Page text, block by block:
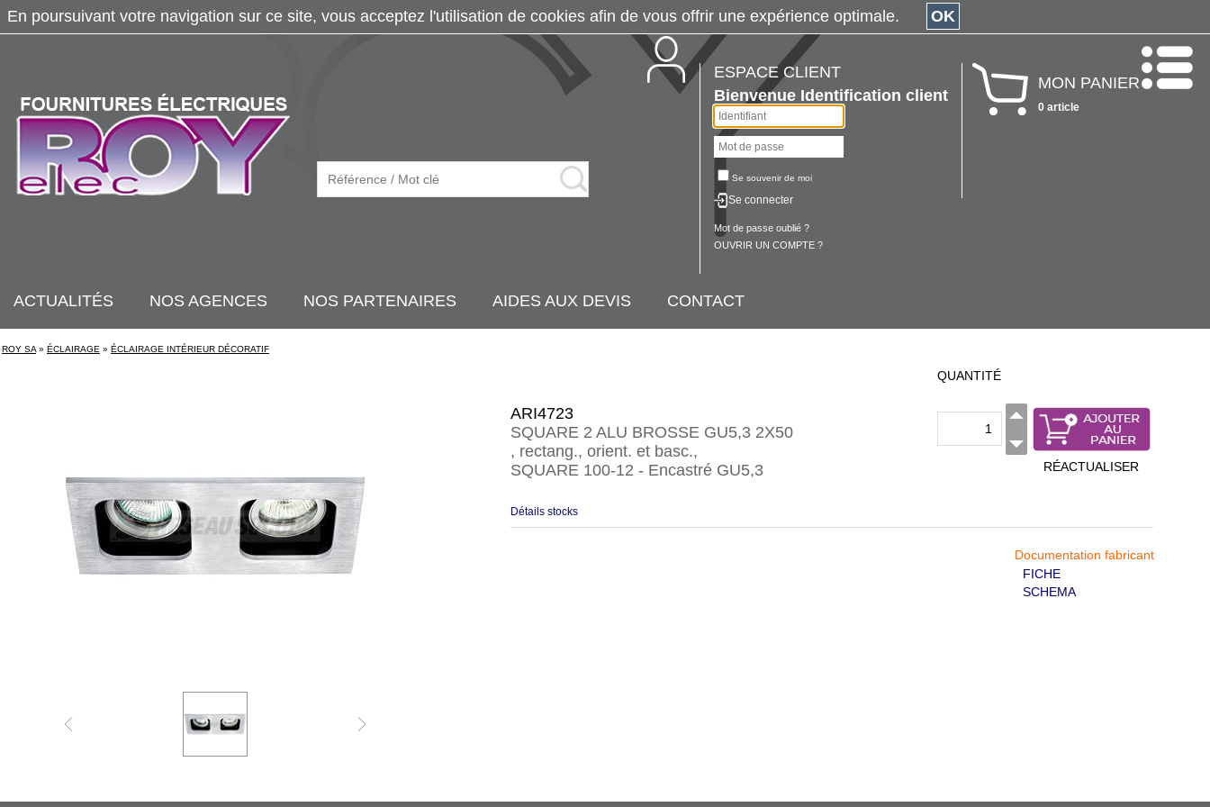
ESPACE CLIENT
Bienvenue Identification client
Se souvenir de moi
Se connecter
Mot de passe oublié ?
OUVRIR UN COMPTE ?
MON PANIER
0 article
ACTUALITÉS NOS AGENCES NOS PARTENAIRES AIDES AUX DEVIS CONTACT
ROY SA » ÉCLAIRAGE » ÉCLAIRAGE INTÉRIEUR DÉCORATIF
ARI4723
SQUARE 2 ALU BROSSE GU5,3 2X50
, rectang., orient. et basc.,
SQUARE 100-12 - Encastré GU5,3
QUANTITÉ
RÉACTUALISER
Détails stocks
Documentation fabricant
FICHE
SCHEMA
En poursuivant votre navigation sur ce site, vous acceptez l'utilisation de cookies afin de vous offrir une expérience optimale. OK